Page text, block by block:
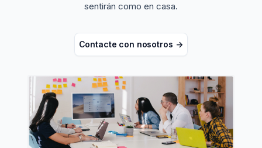
sentirán como en casa.
Contacte con nosotros ->